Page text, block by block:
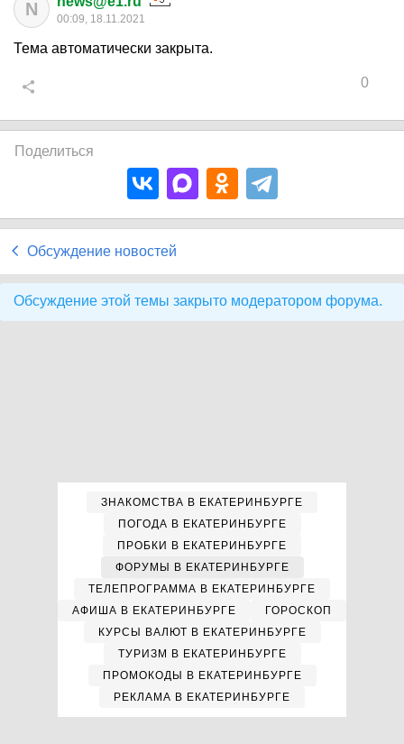
N 00:09, 18.11.2021
Тема автоматически закрыта.
0
Поделиться
Обсуждение новостей
Обсуждение этой темы закрыто модератором форума.
ЗНАКОМСТВА В ЕКАТЕРИНБУРГЕ
ПОГОДА В ЕКАТЕРИНБУРГЕ
ПРОБКИ В ЕКАТЕРИНБУРГЕ
ФОРУМЫ В ЕКАТЕРИНБУРГЕ
ТЕЛЕПРОГРАММА В ЕКАТЕРИНБУРГЕ
АФИША В ЕКАТЕРИНБУРГЕ
ГОРОСКОП
КУРСЫ ВАЛЮТ В ЕКАТЕРИНБУРГЕ
ТУРИЗМ В ЕКАТЕРИНБУРГЕ
ПРОМОКОДЫ В ЕКАТЕРИНБУРГЕ
РЕКЛАМА В ЕКАТЕРИНБУРГЕ